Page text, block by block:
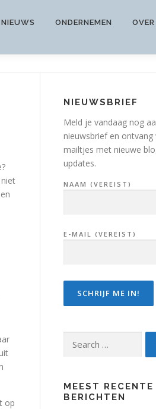
NIEUWS ONDERNEMEN
op
NIEUWSBRIEF
Meld je vandaag nog
nieuwsbrief en ontvang
mailtjes met nieuwe
updates.
NAAM (VEREIST)
E-MAIL (VEREIST)
for:
MEEST RECENTE
BERICHTEN